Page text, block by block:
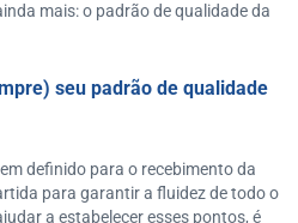
mais: o padrão de qualidade da
seu padrão de qualidade
definido para o recebimento da
para garantir a fluidez de todo o
a estabelecer esses pontos, é